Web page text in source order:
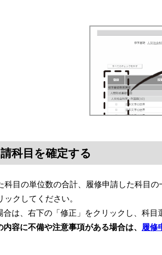
科目を確定する
目の単位数の合計、履修申請した科目
ックしてください。
は、右下の「修正」をクリックし、科目
内容に不備や注意事項がある場合は、
履修